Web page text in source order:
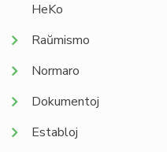
HeKo
Raŭmismo
Normaro
Dokumentoj
Establoj